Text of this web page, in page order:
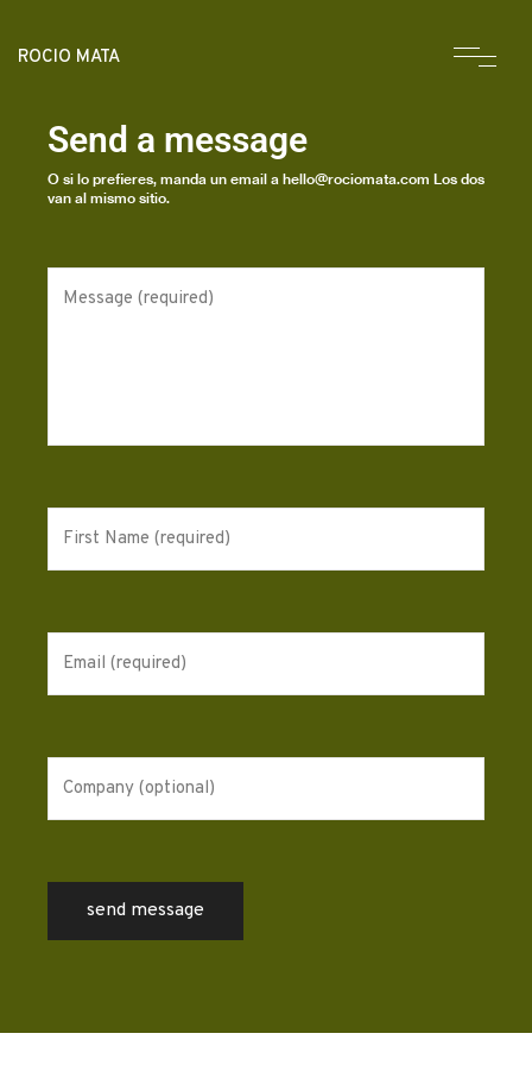
ROCIO MATA
Send a message
O si lo prefieres, manda un email a hello@rociomata.com Los dos
van al mismo sitio.